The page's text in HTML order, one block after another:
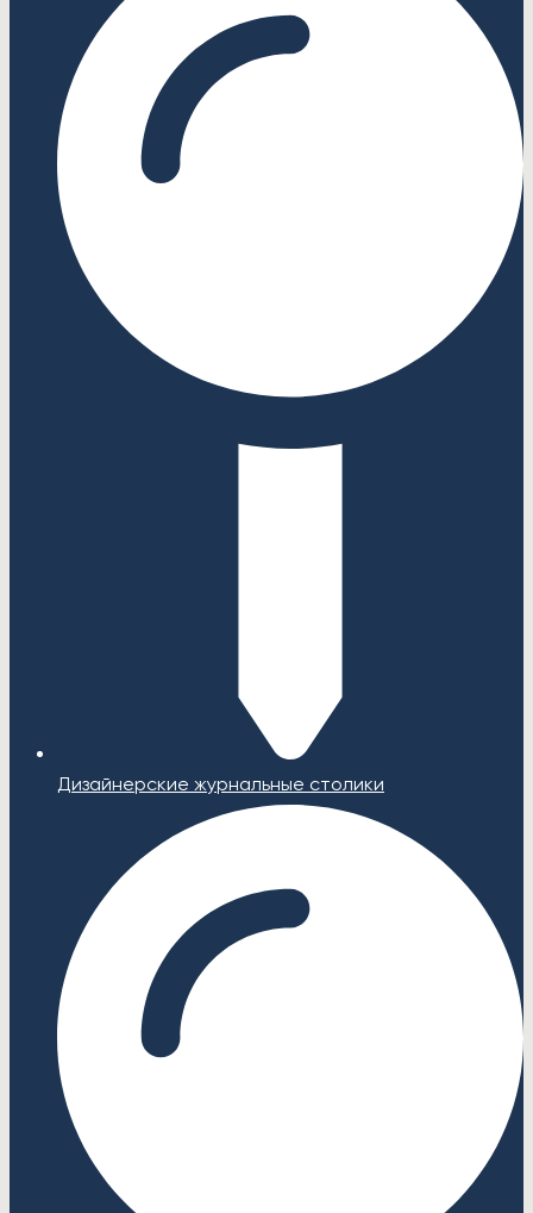
Дизайнерские журнальные столики